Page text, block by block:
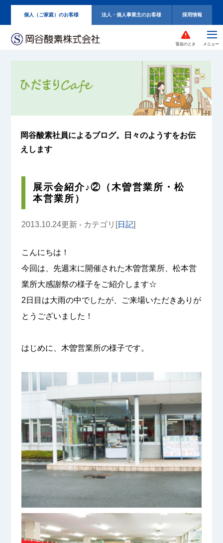
個人（ご家庭）のお客様 法人・個人事業主のお客様 採用情報
緊急のとき
岡谷酸素社員によるブログ。
日々のようすをお伝
えします
展示会紹介♪②（木曽営業所・松
本営業所）
2013.10.24更新 - カテゴリ[日記]
こんにちは！
今回は、先週末に開催された木曽営業所、松本営
業所大感謝祭の様子をご紹介します☆
2日目は大雨の中でしたが、ご来場いただきありが
とうございました！
はじめに、木曽営業所の様子です。